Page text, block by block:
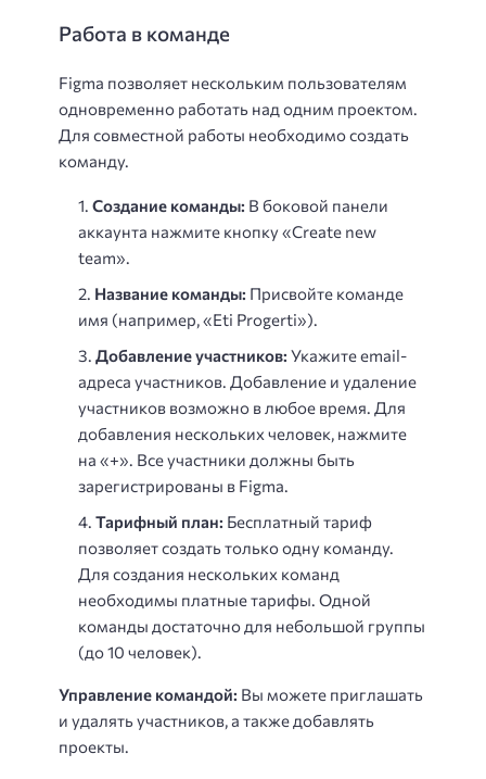
Работа в команде
Figma позволяет нескольким пользователям
одновременно работать над одним проектом.
Для совместной работы необходимо создать
команду.
Создание команды: В боковой панели
аккаунта нажмите кнопку «Create new
team».
Название команды: Присвойте команде
имя (например, «Eti Progerti»).
Добавление участников: Укажите email-
адреса участников. Добавление и удаление
участников возможно в любое время. Для
добавления нескольких человек, нажмите
на «+». Все участники должны быть
зарегистрированы в Figma.
Тарифный план: Бесплатный тариф
позволяет создать только одну команду.
Для создания нескольких команд
необходимы платные тарифы. Одной
команды достаточно для небольшой группы
(до 10 человек).
Управление командой: Вы можете приглашать
и удалять участников, а также добавлять
проекты.